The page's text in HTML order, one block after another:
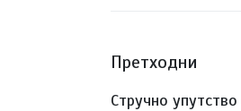
Претходни
Стручно